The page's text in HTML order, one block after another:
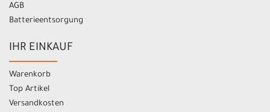
AGB
Batterieentsorgung
IHR EINKAUF
Warenkorb
Top Artikel
Versandkosten